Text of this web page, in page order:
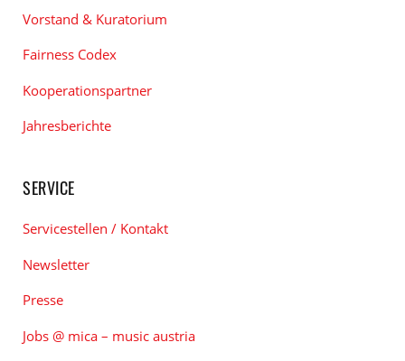
Vorstand & Kuratorium
Fairness Codex
Kooperationspartner
Jahresberichte
SERVICE
Servicestellen / Kontakt
Newsletter
Presse
Jobs @ mica – music austria